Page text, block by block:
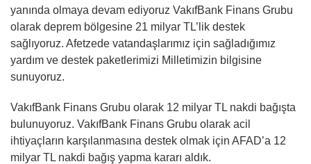
yanında olmaya devam ediyoruz VakıfBank Finans Grubu
olarak deprem bölgesine 21 milyar TL’lik destek
sağlıyoruz. Afetzede vatandaşlarımız için sağladığımız
yardım ve destek paketlerimizi Milletimizin bilgisine
sunuyoruz.
VakıfBank Finans Grubu olarak 12 milyar TL nakdi bağışta
bulunuyoruz. VakıfBank Finans Grubu olarak acil
ihtiyaçların karşılanmasına destek olmak için AFAD’a 12
milyar TL nakdi bağış yapma kararı aldık.